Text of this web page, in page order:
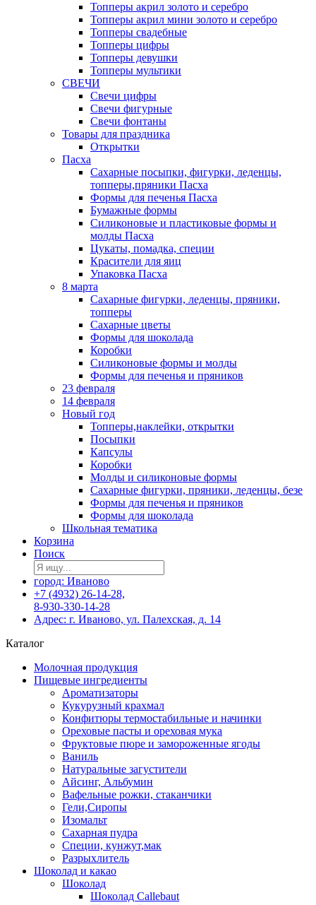
Топперы акрил золото и серебро
Топперы акрил мини золото и серебро
Топперы свадебные
Топперы цифры
Топперы девушки
Топперы мультики
СВЕЧИ
Свечи цифры
Свечи фигурные
Свечи фонтаны
Товары для праздника
Открытки
Пасха
Сахарные посыпки, фигурки, леденцы,
топперы,пряники Пасха
Формы для печенья Пасха
Бумажные формы
Силиконовые и пластиковые формы и
молды Пасха
Цукаты, помадка, специи
Красители для яиц
Упаковка Пасха
8 марта
Сахарные фигурки, леденцы, пряники,
топперы
Сахарные цветы
Формы для шоколада
Коробки
Силиконовые формы и молды
Формы для печенья и пряников
23 февраля
14 февраля
Новый год
Топперы,наклейки, открытки
Посыпки
Капсулы
Коробки
Молды и силиконовые формы
Сахарные фигурки, пряники, леденцы, безе
Формы для печенья и пряников
Формы для шоколада
Школьная тематика
Корзина
Поиск
город: Иваново
+7 (4932) 26-14-28,
8-930-330-14-28
Адрес: г. Иваново, ул. Палехская, д. 14
Каталог
Молочная продукция
Пищевые ингредиенты
Ароматизаторы
Кукурузный крахмал
Конфитюры термостабильные и начинки
Ореховые пасты и ореховая мука
Фруктовые пюре и замороженные ягоды
Ваниль
Натуральные загустители
Айсинг, Альбумин
Вафельные рожки, стаканчики
Гели,Сиропы
Изомальт
Сахарная пудра
Специи, кунжут,мак
Разрыхлитель
Шоколад и какао
Шоколад
Шоколад Callebaut